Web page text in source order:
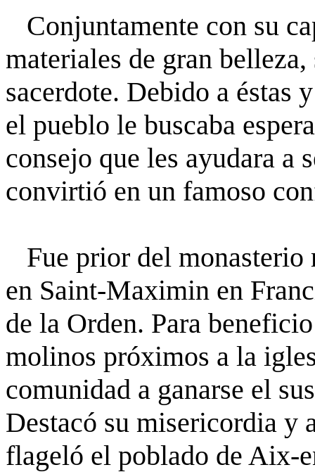
Conjuntamente con su
materiales de gran
sacerdote. Debido a éstas
el pueblo le buscaba
consejo que les ayudara a
convirtió en un famoso
Fue prior del monasterio
en Saint-Maximin en
de la Orden. Para
molinos próximos a la
comunidad a ganarse el
Destacó su misericordia y
flageló el poblado de Aix-